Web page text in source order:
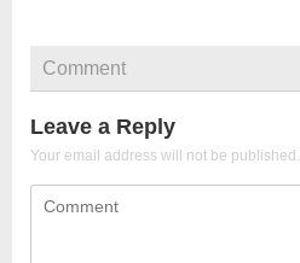
Comment
Leave a Reply
Your email address will not be published.